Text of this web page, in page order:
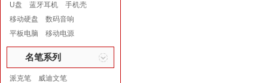
U盘 蓝牙耳机
手机壳
移动硬盘
数码音响
平板电脑
移动电源
名笔系列
派克笔
威迪文笔